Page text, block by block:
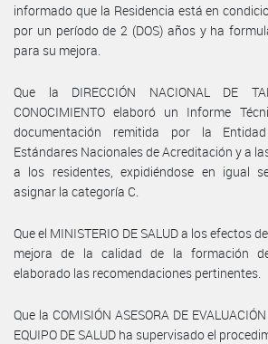
informado que la Residencia está en
por un período de 2 (DOS) años y ha
para su mejora.
Que la DIRECCIÓN NACIONAL DE
CONOCIMIENTO elaboró un Informe
documentación remitida por la
Estándares Nacionales de Acreditación y a
a los residentes, expidiéndose en igual
asignar la categoría C.
Que el MINISTERIO DE SALUD a los efectos
mejora de la calidad de la formación
elaborado las recomendaciones pertinentes.
Que la COMISIÓN ASESORA DE
EQUIPO DE SALUD ha supervisado el